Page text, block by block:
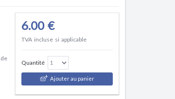
6.00 €
TVA incluse si applicable
Quantité
Ajouter au panier